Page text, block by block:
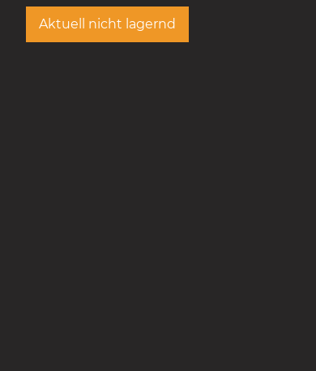
Aktuell nicht lagernd